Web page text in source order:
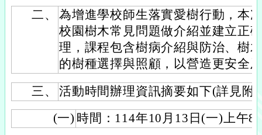
二、
為增進學校師生落實愛樹行動，本
校園樹木常見問題做介紹並建立正
理，課程包含樹病介紹與防治、樹
的樹種選擇與照顧，以營造更安全
三、
活動時間辦理資訊摘要如下(詳見附
(一) 時間：114年10月13日(一)上午8